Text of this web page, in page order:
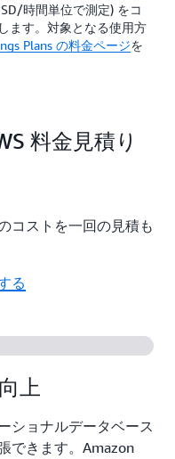
時間単位で測定) をコ
ます。対象となる使用方
Plans の料金ページを
料金見積り
コストを一回の見積も
る
上
ショナルデータベース
できます。Amazon